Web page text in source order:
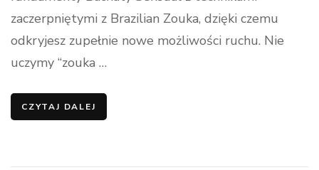
zaczerpniętymi z Brazilian Zouka, dzięki czemu
odkryjesz zupełnie nowe możliwości ruchu. Nie
uczymy “zouka …
CZYTAJ DALEJ